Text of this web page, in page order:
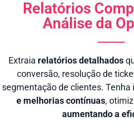
Relatórios
Análise da
Extraia relatórios detalhados
conversão, resolução de
segmentação de clientes. Tenha
e melhorias contínuas,
aumentando a